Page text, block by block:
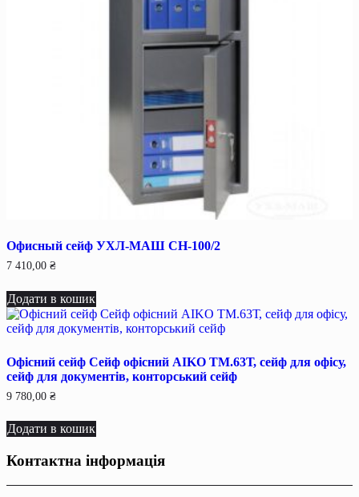
Офисный сейф УХЛ-МАШ СН-100/2
7 410,00 ₴
Додати в кошик
Офісний сейф Сейф офiсний AIKO TM.63Т, сейф для офiсу,
сейф для документiв, конторський сейф
9 780,00 ₴
Додати в кошик
Контактна інформація